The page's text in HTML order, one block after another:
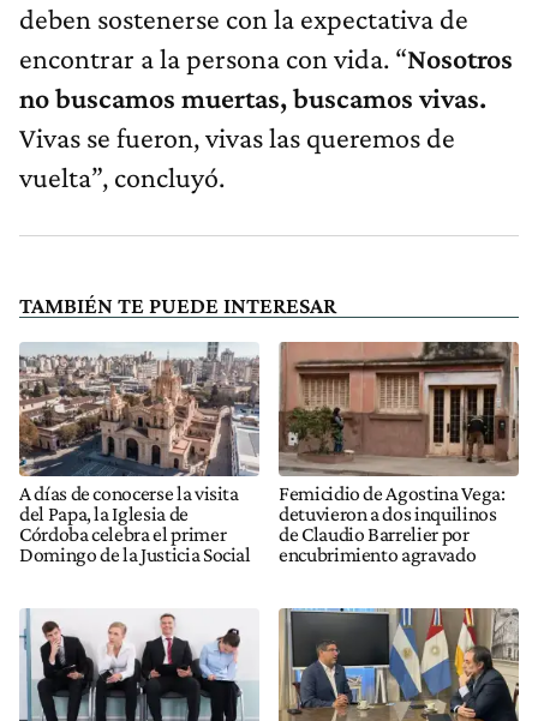
deben sostenerse con la expectativa de
encontrar a la persona con vida. “Nosotros
no buscamos muertas, buscamos vivas.
Vivas se fueron, vivas las queremos de
vuelta”, concluyó.
TAMBIÉN TE PUEDE INTERESAR
A días de conocerse la visita
del Papa, la Iglesia de
Córdoba celebra el primer
Domingo de la Justicia Social
Femicidio de Agostina Vega:
detuvieron a dos inquilinos
de Claudio Barrelier por
encubrimiento agravado